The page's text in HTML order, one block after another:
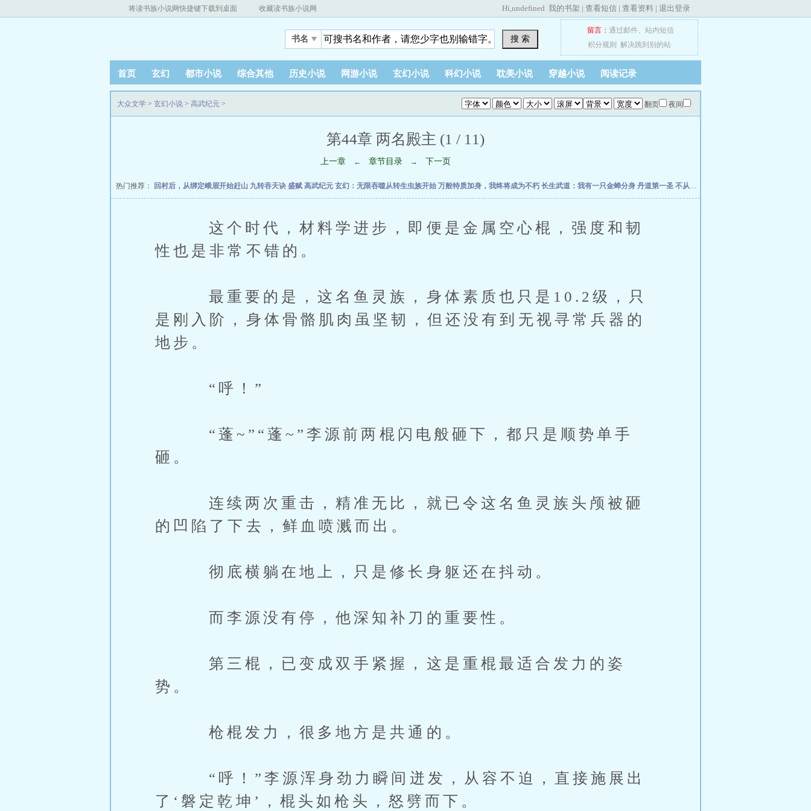
将读书族小说网快捷键下载到桌面 收藏读书族小说网 Hi,undefined 我的书架 | 查看短信 | 查看资料 | 退出登录
书名 搜 索
留言： 通过邮件、 站内短信
积分规则
解决跳到别的站
首页 玄幻 都市小说 综合其他 历史小说 网游小说 玄幻小说 科幻小说 耽美小说 穿越小说 阅读记录
翻页 夜间
大众文学 > 玄幻小说 > 高武纪元 >
第44章 两名殿主 (1 / 11)
上一章 ← 章节目录 → 下一页
热门推荐： 回村后，从绑定峨眉开始赶山 九转吞天诀 盛赋 高武纪元 玄幻：无限吞噬从转生虫族开始 万般特质加身，我终将成为不朽 长生武道：我有一只金蝉分身 丹道第一圣 不从圣
这个时代，材料学进步，即便是金属空心棍，强度和韧
性也是非常不错的。
最重要的是，这名鱼灵族，身体素质也只是10.2级，只
是刚入阶，身体骨骼肌肉虽坚韧，但还没有到无视寻常兵器的
地步。
“呼！”
“蓬~”“蓬~”李源前两棍闪电般砸下，都只是顺势单手
砸。
连续两次重击，精准无比，就已令这名鱼灵族头颅被砸
的凹陷了下去，鲜血喷溅而出。
彻底横躺在地上，只是修长身躯还在抖动。
而李源没有停，他深知补刀的重要性。
第三棍，已变成双手紧握，这是重棍最适合发力的姿
势。
枪棍发力，很多地方是共通的。
“呼！”李源浑身劲力瞬间迸发，从容不迫，直接施展出
了‘磐定乾坤’，棍头如枪头，怒劈而下。